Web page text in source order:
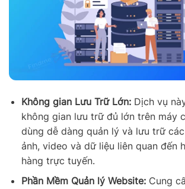
Không gian Lưu Trữ Lớn:Dịch vụ
không gian lưu trữ đủ lớn trên máy
dùng dễ dàng quản lý và lưu trữ
ảnh, video và dữ liệu liên quan đến
hàng trực tuyến.
Phần Mềm Quản lý Website:Cung